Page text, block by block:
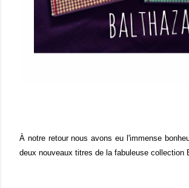
À notre retour nous avons eu l'immense
deux nouveaux titres de la fabuleuse collection